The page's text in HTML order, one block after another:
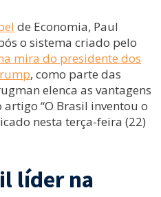
de Economia, Paul
o sistema criado pelo
mira do presidente dos
, como parte das
elenca as vantagens
“O Brasil inventou o
nesta terça-feira (22)
líder na